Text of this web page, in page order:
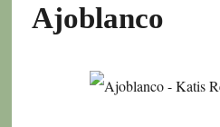
Ajoblanco